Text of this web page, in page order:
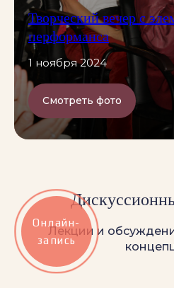
Творческий вечер с
перформанса
1 ноября 2024
Смотреть фото
Лекции и
Онлайн-
запись